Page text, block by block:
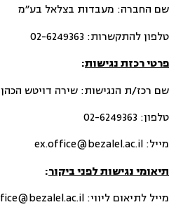
שם החברה: מעבדות בצלאל בע״מ
טלפון להתקשרות: 02-6249363
פרטי רכזת נגישות:
שם רכז/ת הנגישות: שירה דויטש הכהן
טלפון: 02-6249363
מייל: ex.office@bezalel.ac.il
תיאומי נגישות לפני ביקור:
מייל לתיאום ליווי: ex.office@bezalel.ac.il